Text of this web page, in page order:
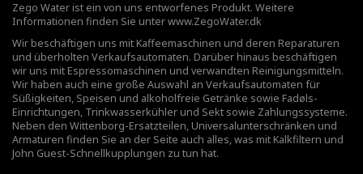
Zego Water ist ein von uns entworfenes Produkt. Weitere
Informationen finden Sie unterwww.ZegoWater.dk
Wir beschäftigen uns mit Kaffeemaschinen und deren Reparaturen
und überholten Verkaufsautomaten. Darüber hinaus beschäftigen
wir uns mit Espressomaschinen und verwandten Reinigungsmitteln.
Wir haben auch eine große Auswahl an Verkaufsautomaten für
Süßigkeiten, Speisen und alkoholfreie Getränke sowie Fadøls-
Einrichtungen, Trinkwasserkühler und Sekt sowie Zahlungssysteme.
Neben den Wittenborg-Ersatzteilen, Universalunterschränken und
Armaturen finden Sie an der Seite auch alles, was mit Kalkfiltern und
John Guest-Schnellkupplungen zu tun hat.